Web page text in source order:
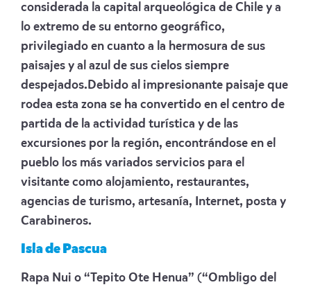
considerada la capital arqueológica de Chile y a
lo extremo de su entorno geográfico,
privilegiado en cuanto a la hermosura de sus
paisajes y al azul de sus cielos siempre
despejados.Debido al impresionante paisaje que
rodea esta zona se ha convertido en el centro de
partida de la actividad turística y de las
excursiones por la región, encontrándose en el
pueblo los más variados servicios para el
visitante como alojamiento, restaurantes,
agencias de turismo, artesanía, Internet, posta y
Carabineros.
Isla de Pascua
Rapa Nui o “Tepito Ote Henua” (“Ombligo del